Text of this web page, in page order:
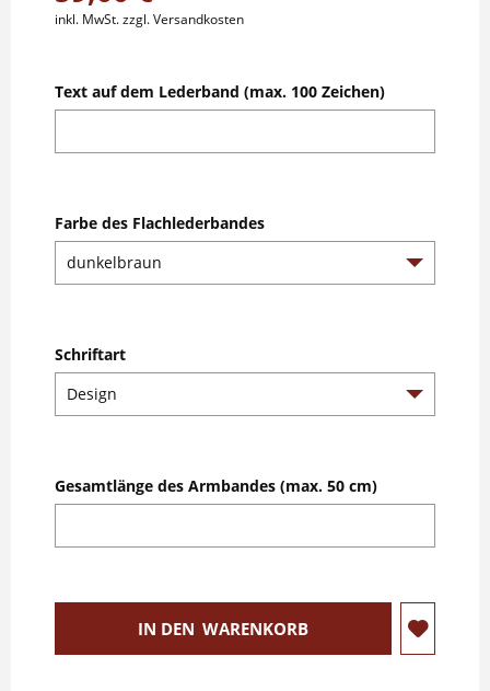
inkl. MwSt.zzgl. Versandkosten
Text auf dem Lederband (max. 100 Zeichen)
Farbe des Flachlederbandes
Schriftart
Gesamtlänge des Armbandes (max. 50 cm)
IN DEN WARENKORB